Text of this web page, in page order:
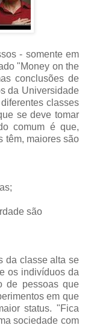
- somente em
"Money on the
conclusões de
da Universidade
classes
se deve tomar
comum é que,
têm, maiores são
são
da classe alta se
os indivíduos da
de pessoas que
em que
status. "Fica
sociedade com